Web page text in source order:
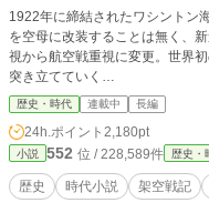
1922年に締結されたワシントン
を空母に改装することは無く、
視から航空戦重視に変更。世界
突き立てていく…
歴史・時代 連載中 長編
24h.ポイント 2,180pt
小説 552 位 / 228,589件 歴史・
歴史 時代小説 架空戦記